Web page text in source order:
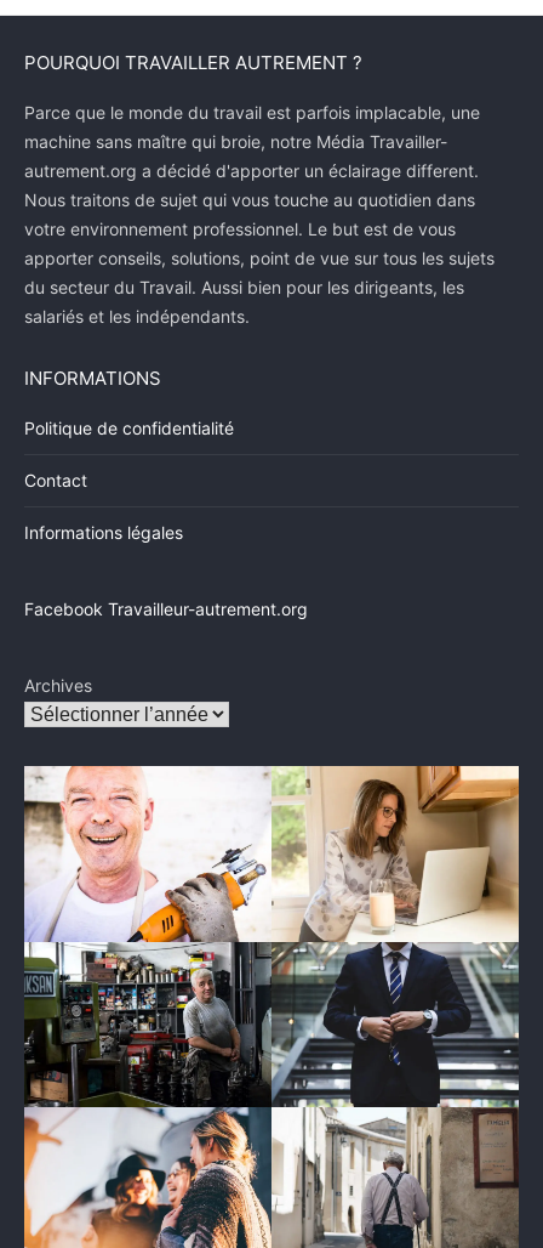
POURQUOI TRAVAILLER AUTREMENT ?
Parce que le monde du travail est parfois implacable, une
machine sans maître qui broie, notre Média Travailler-
autrement.org a décidé d'apporter un éclairage different.
Nous traitons de sujet qui vous touche au quotidien dans
votre environnement professionnel. Le but est de vous
apporter conseils, solutions, point de vue sur tous les sujets
du secteur du Travail. Aussi bien pour les dirigeants, les
salariés et les indépendants.
INFORMATIONS
Politique de confidentialité
Contact
Informations légales
Facebook Travailleur-autrement.org
Archives